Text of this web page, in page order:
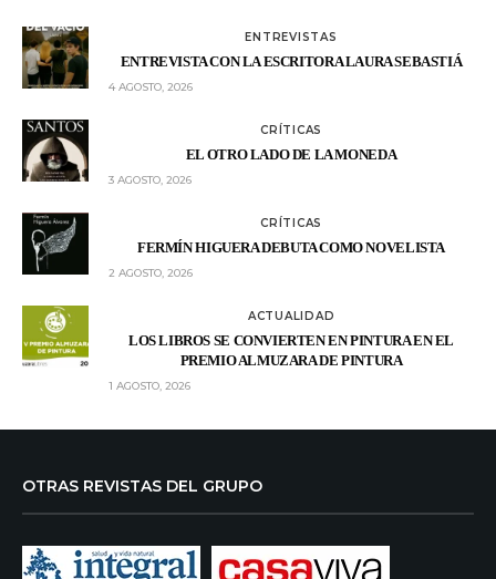
ENTREVISTAS
ENTREVISTA CON LA ESCRITORA LAURA SEBASTIÁ
4 AGOSTO, 2026
CRÍTICAS
EL OTRO LADO DE LA MONEDA
3 AGOSTO, 2026
CRÍTICAS
FERMÍN HIGUERA DEBUTA COMO NOVELISTA
2 AGOSTO, 2026
ACTUALIDAD
LOS LIBROS SE CONVIERTEN EN PINTURA EN EL
PREMIO ALMUZARA DE PINTURA
1 AGOSTO, 2026
OTRAS REVISTAS DEL GRUPO